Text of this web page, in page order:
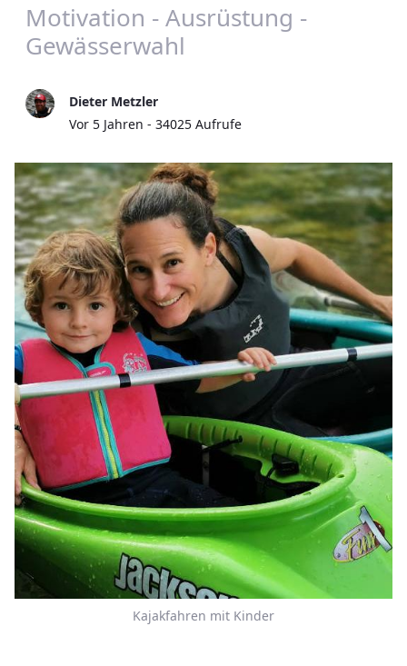
Motivation - Ausrüstung -
Gewässerwahl
Dieter Metzler
Publikationsdatum
Vor 5 Jahren - 34025 Aufrufe
Kajakfahren mit Kinder